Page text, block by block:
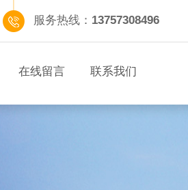
服务热线： 13757308496
在线留言 联系我们